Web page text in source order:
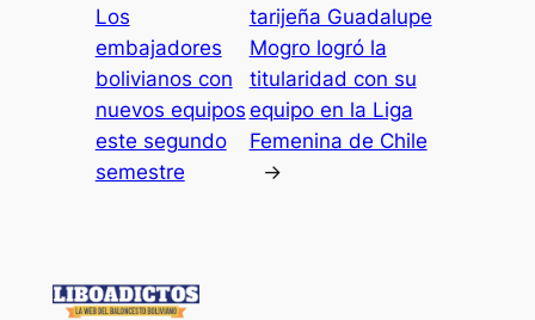
Los
embajadores
bolivianos con
nuevos equipos
este segundo
semestre
tarijeña Guadalupe
Mogro logró la
titularidad con su
equipo en la Liga
Femenina de Chile
→